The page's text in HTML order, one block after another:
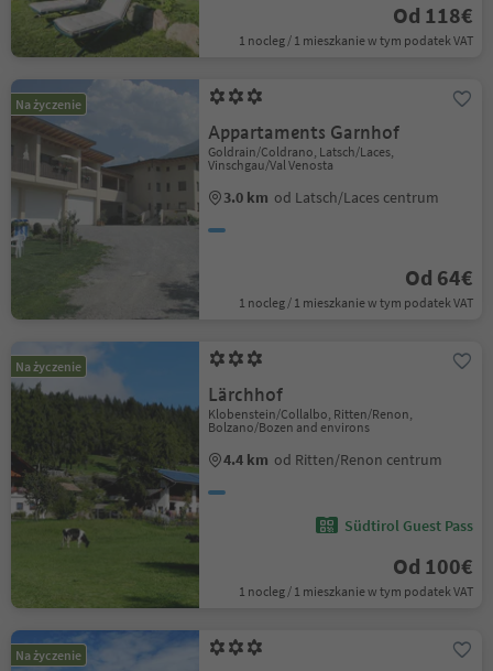
Od 118€
1 nocleg / 1 mieszkanie w tym podatek VAT
Na życzenie
Appartaments Garnhof
Goldrain/Coldrano, Latsch/Laces,
Vinschgau/Val Venosta
3.0 km od Latsch/Laces centrum
Od 64€
1 nocleg / 1 mieszkanie w tym podatek VAT
Na życzenie
Lärchhof
Klobenstein/Collalbo, Ritten/Renon,
Bolzano/Bozen and environs
4.4 km od Ritten/Renon centrum
Südtirol Guest Pass
Od 100€
1 nocleg / 1 mieszkanie w tym podatek VAT
Na życzenie